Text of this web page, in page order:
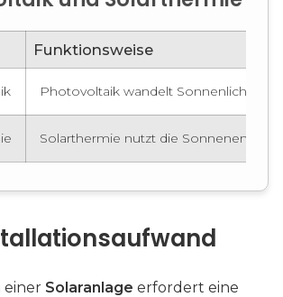
Funktionsweise
Photovoltaik wandelt Sonnenlicht
Solarthermie nutzt die
einer Solaranlage erfordert eine